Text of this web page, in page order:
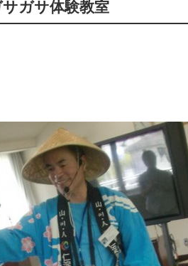
ガサ体験教室